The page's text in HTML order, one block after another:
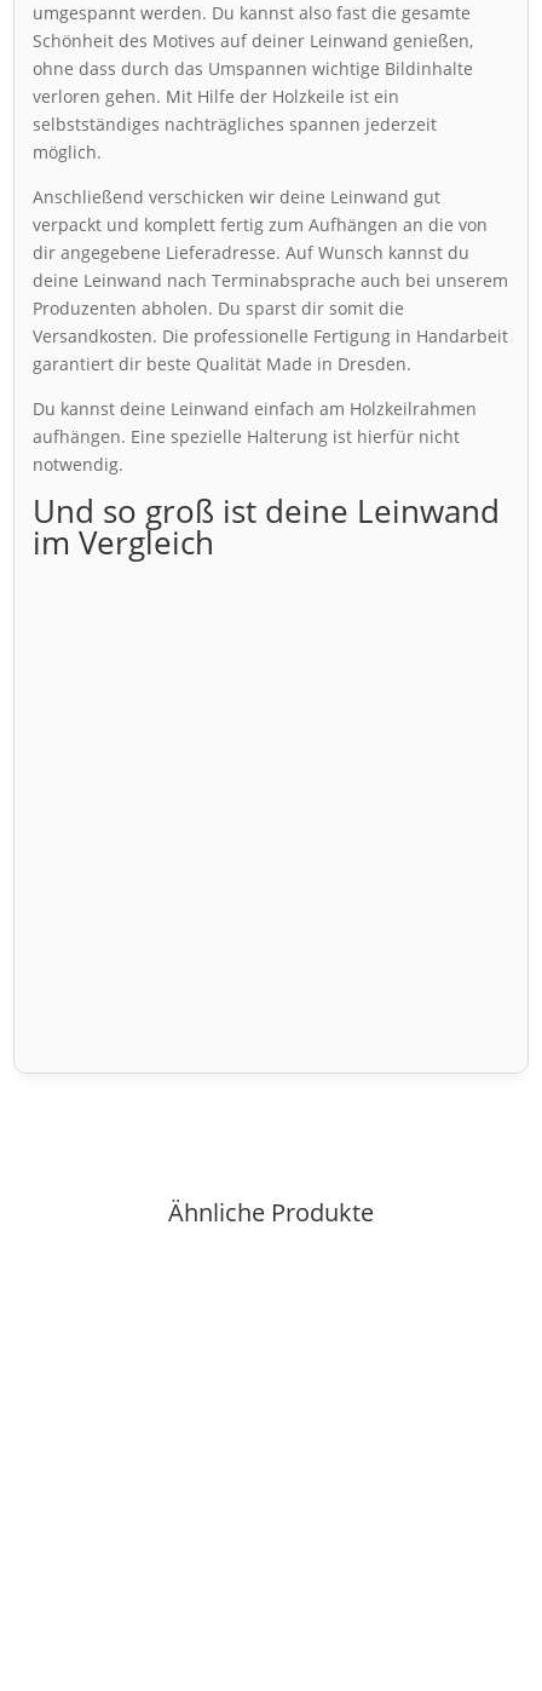
umgespannt werden. Du kannst also fast die gesamte
Schönheit des Motives auf deiner Leinwand genießen,
ohne dass durch das Umspannen wichtige Bildinhalte
verloren gehen. Mit Hilfe der Holzkeile ist ein
selbstständiges nachträgliches spannen jederzeit
möglich.
Anschließend verschicken wir deine Leinwand gut
verpackt und komplett fertig zum Aufhängen an die von
dir angegebene Lieferadresse. Auf Wunsch kannst du
deine Leinwand nach Terminabsprache auch bei unserem
Produzenten abholen. Du sparst dir somit die
Versandkosten. Die professionelle Fertigung in Handarbeit
garantiert dir beste Qualität Made in Dresden.
Du kannst deine Leinwand einfach am Holzkeilrahmen
aufhängen. Eine spezielle Halterung ist hierfür nicht
notwendig.
Und so groß ist deine Leinwand
im Vergleich
Ähnliche Produkte